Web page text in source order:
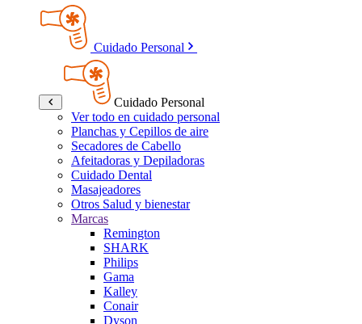
Cuidado Personal
Cuidado Personal
Ver todo en cuidado personal
Planchas y Cepillos de aire
Secadores de Cabello
Afeitadoras y Depiladoras
Cuidado Dental
Masajeadores
Otros Salud y bienestar
Marcas
Remington
SHARK
Philips
Gama
Kalley
Conair
Dyson